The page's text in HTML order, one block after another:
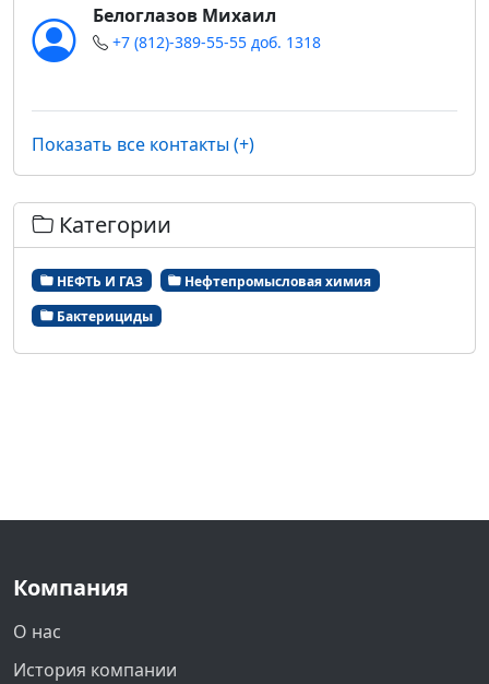
Белоглазов Михаил
+7 (812)-389-55-55 доб. 1318
Показать все контакты (+)
Категории
НЕФТЬ И ГАЗ
Нефтепромысловая химия
Бактерициды
Компания
О нас
История компании